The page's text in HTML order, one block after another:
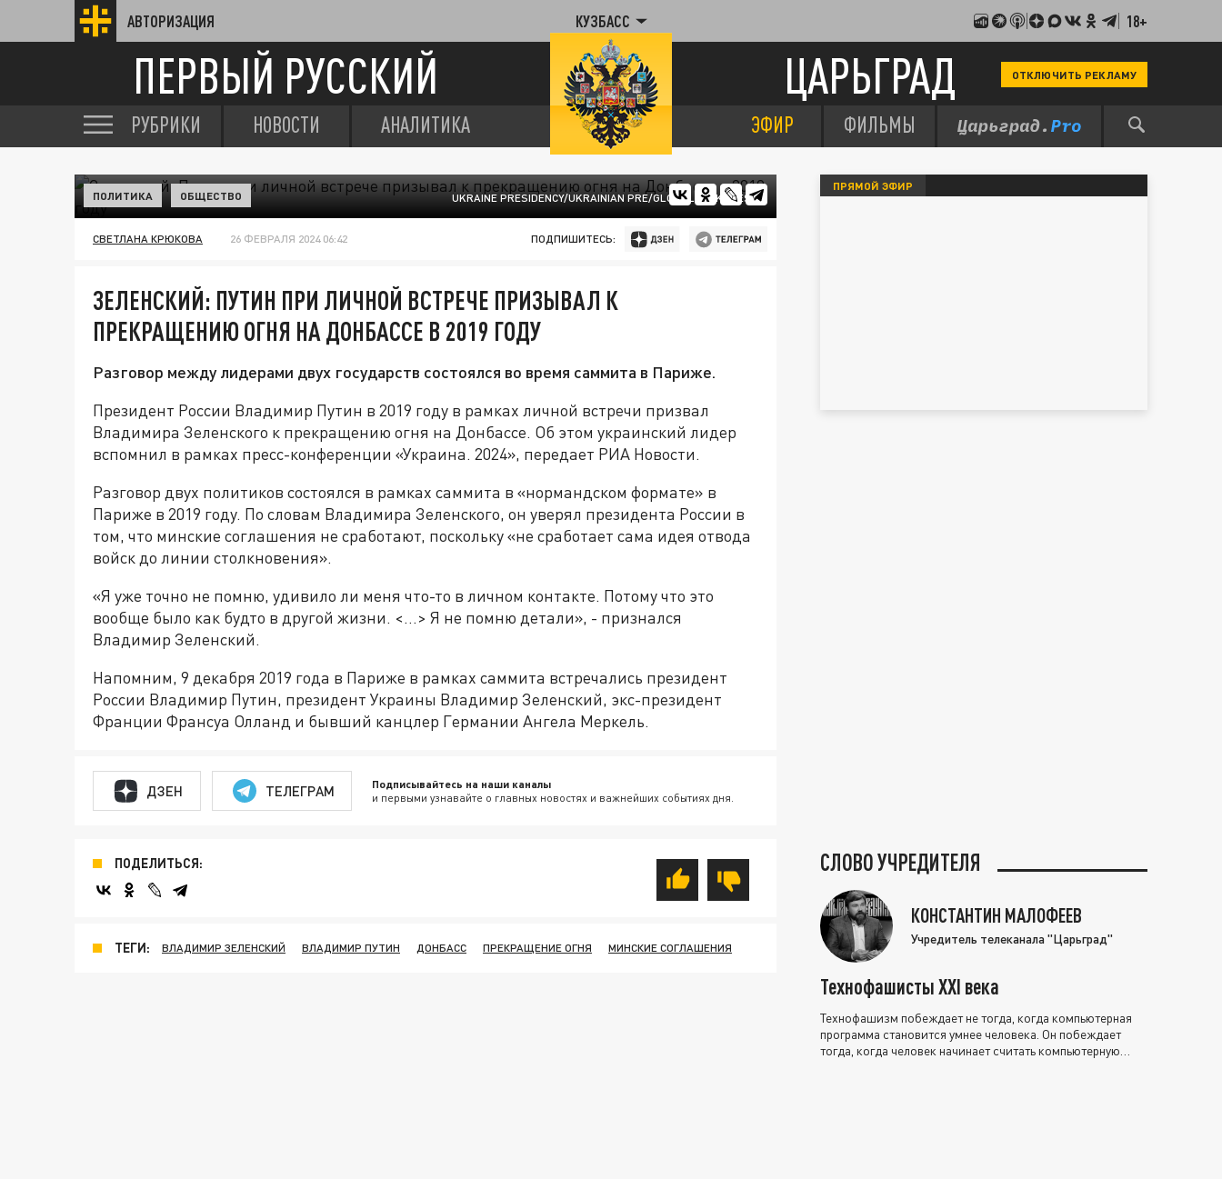
АВТОРИЗАЦИЯ КУЗБАСС 18+
ПЕРВЫЙ РУССКИЙ ЦАРЬГРАД ОТКЛЮЧИТЬ РЕКЛАМУ
РУБРИКИ НОВОСТИ АНАЛИТИКА ЭФИР ФИЛЬМЫ
UKRAINE PRESIDENCY/UKRAINIAN PRE/GLOBALLOOKPRESS
ПОЛИТИКА ОБЩЕСТВО
СВЕТЛАНА КРЮКОВА 26 ФЕВРАЛЯ 2024 06:42 ПОДПИШИТЕСЬ:
ЗЕЛЕНСКИЙ: ПУТИН ПРИ ЛИЧНОЙ ВСТРЕЧЕ ПРИЗЫВАЛ К
ПРЕКРАЩЕНИЮ ОГНЯ НА ДОНБАССЕ В 2019 ГОДУ
Разговор между лидерами двух государств состоялся во время саммита в Париже.
Президент России Владимир Путин в 2019 году в рамках личной встречи призвал
Владимира Зеленского к прекращению огня на Донбассе. Об этом украинский лидер
вспомнил в рамках пресс-конференции «Украина. 2024», передает РИА Новости.
Разговор двух политиков состоялся в рамках саммита в «нормандском формате» в
Париже в 2019 году. По словам Владимира Зеленского, он уверял президента России в
том, что минские соглашения не сработают, поскольку «не сработает сама идея отвода
войск до линии столкновения».
«Я уже точно не помню, удивило ли меня что-то в личном контакте. Потому что это
вообще было как будто в другой жизни. <…> Я не помню детали», - признался
Владимир Зеленский.
Напомним, 9 декабря 2019 года в Париже в рамках саммита встречались президент
России Владимир Путин, президент Украины Владимир Зеленский, экс-президент
Франции Франсуа Олланд и бывший канцлер Германии Ангела Меркель.
ДЗЕН ТЕЛЕГРАМ Подписывайтесь на наши каналы
и первыми узнавайте о главных новостях и важнейших событиях дня.
ПОДЕЛИТЬСЯ:
ТЕГИ: ВЛАДИМИР ЗЕЛЕНСКИЙ ВЛАДИМИР ПУТИН ДОНБАСС ПРЕКРАЩЕНИЕ ОГНЯ МИНСКИЕ СОГЛАШЕНИЯ
ПРЯМОЙ ЭФИР
СЛОВО УЧРЕДИТЕЛЯ
КОНСТАНТИН МАЛОФЕЕВ
Учредитель телеканала "Царьград"
Технофашисты XXI века
Технофашизм побеждает не тогда, когда компьютерная
программа становится умнее человека. Он побеждает
тогда, когда человек начинает считать компьютерную